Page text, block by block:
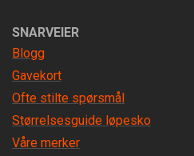
SNARVEIER
Blogg
Gavekort
Ofte stilte spørsmål
Størrelsesguide løpesko
Våre merker